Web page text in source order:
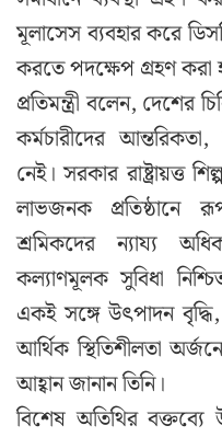
মূলাসেস ব্যবহার করে
করতে পদক্ষেপ গ্রহণ করা
প্রতিমন্ত্রী বলেন, দেশের
কর্মচারীদের
নেই। সরকার রাষ্ট্রায়ত্ত
লাভজনক প্রতিষ্ঠানে
শ্রমিকদের ন্যায্য
কল্যাণমূলক সুবিধা
একই সঙ্গে উৎপাদন
আর্থিক স্থিতিশীলতা
আহ্বান জানান তিনি।
বিশেষ অতিথির বক্তব্যে